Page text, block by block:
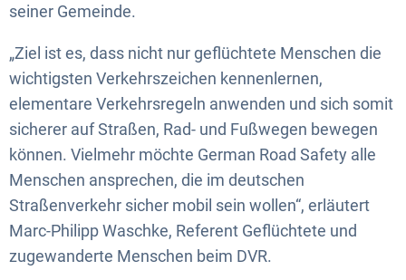
seiner Gemeinde.
„Ziel ist es, dass nicht nur geflüchtete Menschen die
wichtigsten Verkehrszeichen kennenlernen,
elementare Verkehrsregeln anwenden und sich somit
sicherer auf Straßen, Rad- und Fußwegen bewegen
können. Vielmehr möchte German Road Safety alle
Menschen ansprechen, die im deutschen
Straßenverkehr sicher mobil sein wollen“, erläutert
Marc-Philipp Waschke, Referent Geflüchtete und
zugewanderte Menschen beim DVR.